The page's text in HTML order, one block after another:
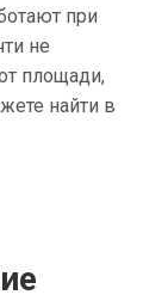
при
не
площади,
найти в